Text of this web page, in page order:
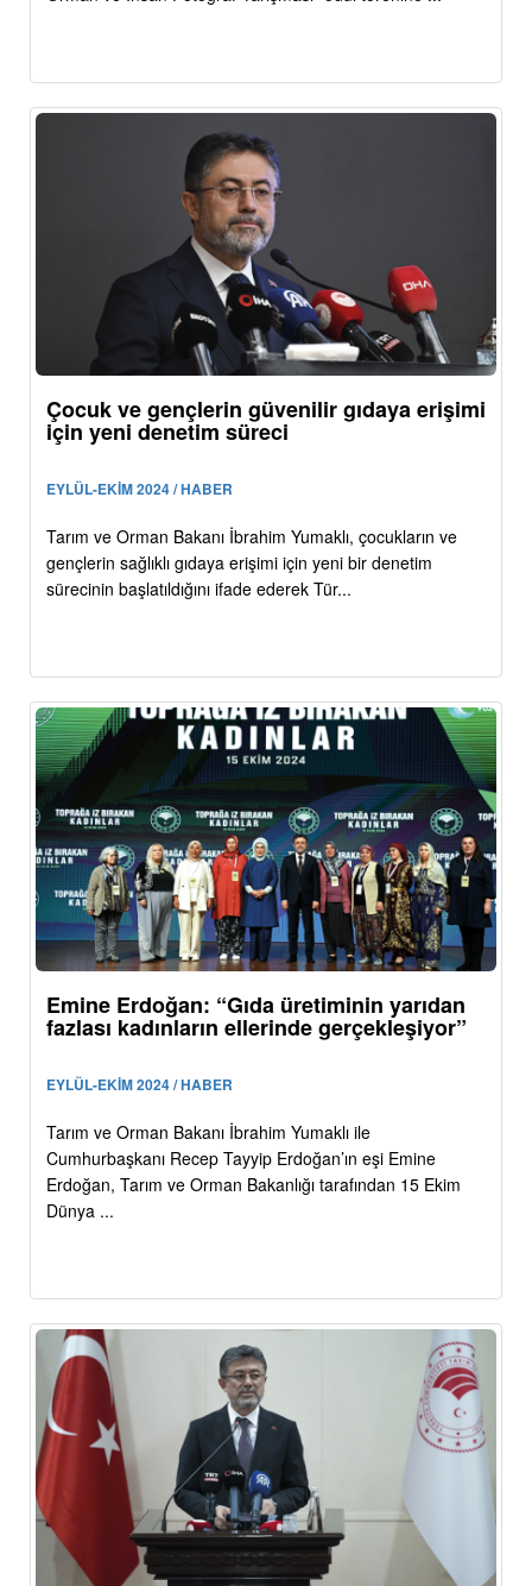
Çocuk ve gençlerin güvenilir gıdaya erişimi
için yeni denetim süreci
EYLÜL-EKİM 2024 / HABER
Tarım ve Orman Bakanı İbrahim Yumaklı, çocukların ve
gençlerin sağlıklı gıdaya erişimi için yeni bir denetim
sürecinin başlatıldığını ifade ederek Tür...
Emine Erdoğan: “Gıda üretiminin yarıdan
fazlası kadınların ellerinde gerçekleşiyor”
EYLÜL-EKİM 2024 / HABER
Tarım ve Orman Bakanı İbrahim Yumaklı ile
Cumhurbaşkanı Recep Tayyip Erdoğan’ın eşi Emine
Erdoğan, Tarım ve Orman Bakanlığı tarafından 15 Ekim
Dünya ...